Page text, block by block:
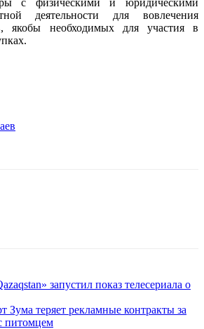
деятельности для вовлечения
якобы необходимых для участия в
запустил показ телесериала о
Зума теряет рекламные контракты за
питомцем